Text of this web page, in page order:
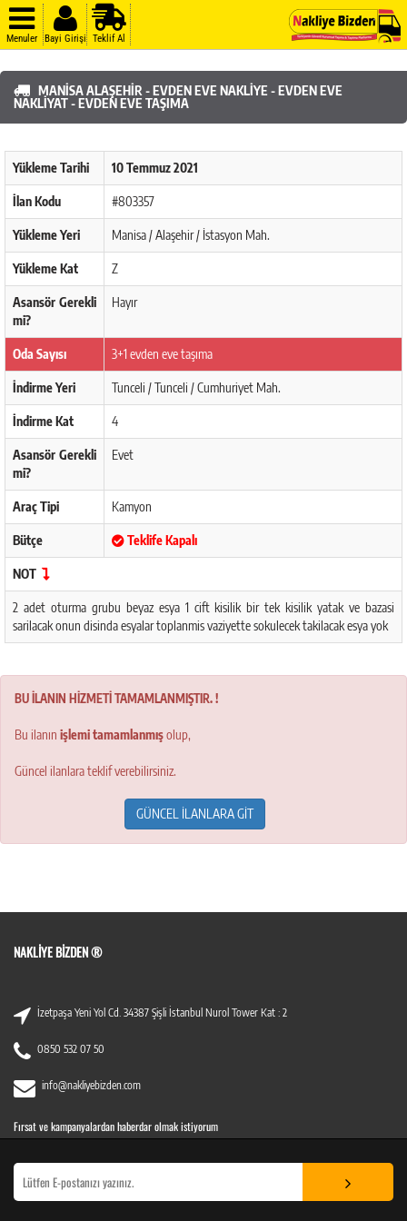
Menuler Bayi Girişi Teklif Al
MANISA ALAŞEHIR - EVDEN EVE NAKLIYE - EVDEN EVE
NAKLIYAT - EVDEN EVE TAŞIMA
Yükleme Tarihi 10 Temmuz 2021
İlan Kodu #803357
Yükleme Yeri Manisa / Alaşehir / İstasyon Mah.
Yükleme Kat Z
Asansör Gerekli
mi?
Hayır
Oda Sayısı 3+1 evden eve taşıma
İndirme Yeri Tunceli / Tunceli / Cumhuriyet Mah.
İndirme Kat 4
Asansör Gerekli
mi?
Evet
Araç Tipi Kamyon
Bütçe Teklife Kapalı
NOT
2 adet oturma grubu beyaz esya 1 cift kisilik bir tek kisilik yatak ve bazasi
sarilacak onun disinda esyalar toplanmis vaziyette sokulecek takilacak esya yok
BU İLANIN HİZMETİ TAMAMLANMIŞTIR. !
Bu ilanın işlemi tamamlanmışolup,
Güncel ilanlara teklif verebilirsiniz.
GÜNCEL İLANLARA GİT
NAKLIYE BIZDEN ®
İzetpaşa Yeni Yol Cd. 34387 Şişli İstanbul Nurol Tower Kat : 2
0850 532 07 50
info@nakliyebizden.com
Fırsat ve kampanyalardan haberdar olmak istiyorum